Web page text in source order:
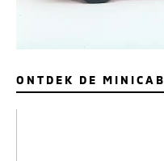
ONTDEK DE MINICAB